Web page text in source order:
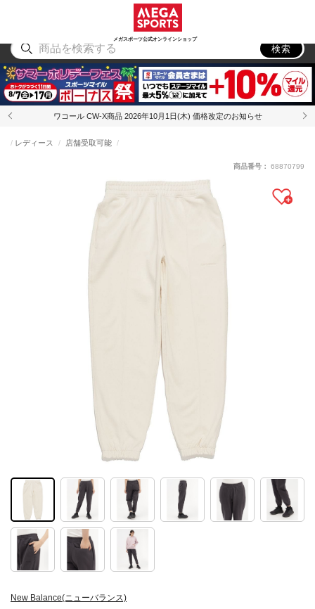
メガスポーツ公式オンラインショップ
アウトドア
検索
ワコール CW-X商品 2026年10月1日(木) 価格改定のお知らせ
New Balance(ニューバランス)
レディース 店舗受取可能
商品番号： 68870799